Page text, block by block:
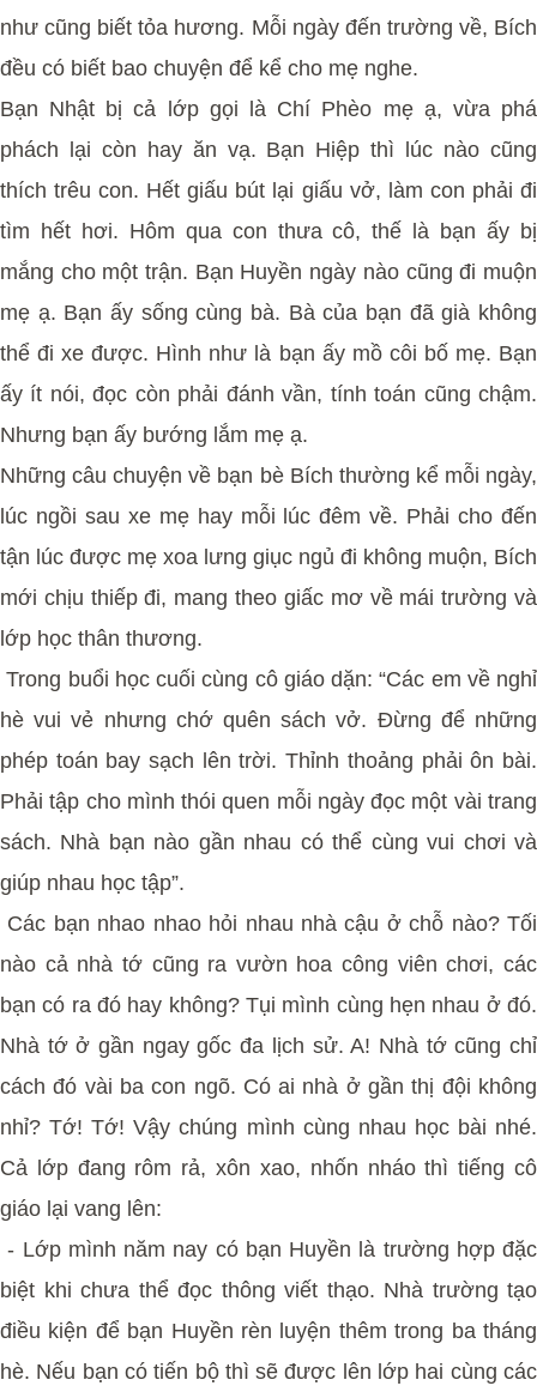
như cũng biết tỏa hương. Mỗi ngày đến trường về, Bích
đều có biết bao chuyện để kể cho mẹ nghe.
Bạn Nhật bị cả lớp gọi là Chí Phèo mẹ ạ, vừa phá
phách lại còn hay ăn vạ. Bạn Hiệp thì lúc nào cũng
thích trêu con. Hết giấu bút lại giấu vở, làm con phải đi
tìm hết hơi. Hôm qua con thưa cô, thế là bạn ấy bị
mắng cho một trận. Bạn Huyền ngày nào cũng đi muộn
mẹ ạ. Bạn ấy sống cùng bà. Bà của bạn đã già không
thể đi xe được. Hình như là bạn ấy mồ côi bố mẹ. Bạn
ấy ít nói, đọc còn phải đánh vần, tính toán cũng chậm.
Nhưng bạn ấy bướng lắm mẹ ạ.
Những câu chuyện về bạn bè Bích thường kể mỗi ngày,
lúc ngồi sau xe mẹ hay mỗi lúc đêm về. Phải cho đến
tận lúc được mẹ xoa lưng giục ngủ đi không muộn, Bích
mới chịu thiếp đi, mang theo giấc mơ về mái trường và
lớp học thân thương.
Trong buổi học cuối cùng cô giáo dặn: “Các em về nghỉ
hè vui vẻ nhưng chớ quên sách vở. Đừng để những
phép toán bay sạch lên trời. Thỉnh thoảng phải ôn bài.
Phải tập cho mình thói quen mỗi ngày đọc một vài trang
sách. Nhà bạn nào gần nhau có thể cùng vui chơi và
giúp nhau học tập”.
Các bạn nhao nhao hỏi nhau nhà cậu ở chỗ nào? Tối
nào cả nhà tớ cũng ra vườn hoa công viên chơi, các
bạn có ra đó hay không? Tụi mình cùng hẹn nhau ở đó.
Nhà tớ ở gần ngay gốc đa lịch sử. A! Nhà tớ cũng chỉ
cách đó vài ba con ngõ. Có ai nhà ở gần thị đội không
nhỉ? Tớ! Tớ! Vậy chúng mình cùng nhau học bài nhé.
Cả lớp đang rôm rả, xôn xao, nhốn nháo thì tiếng cô
giáo lại vang lên:
- Lớp mình năm nay có bạn Huyền là trường hợp đặc
biệt khi chưa thể đọc thông viết thạo. Nhà trường tạo
điều kiện để bạn Huyền rèn luyện thêm trong ba tháng
hè. Nếu bạn có tiến bộ thì sẽ được lên lớp hai cùng các